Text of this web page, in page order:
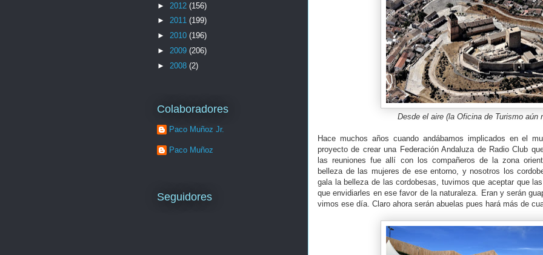
Desde el aire (la Oficina de Turismo aún
Hace muchos años cuando andábamos implicados en el
proyecto de crear una Federación Andaluza de Radio Club
las reuniones fue allí con los compañeros de la zona
belleza de las mujeres de ese entorno, y nosotros los
gala la belleza de las cordobesas, tuvimos que aceptar que
que envidiarles en ese favor de la naturaleza. Eran y serán
vimos ese día. Claro ahora serán abuelas pues hará más de
► 2012 (156)
► 2011 (199)
► 2010 (196)
► 2009 (206)
► 2008 (2)
Colaboradores
Paco Muñoz Jr.
Paco Muñoz
Seguidores